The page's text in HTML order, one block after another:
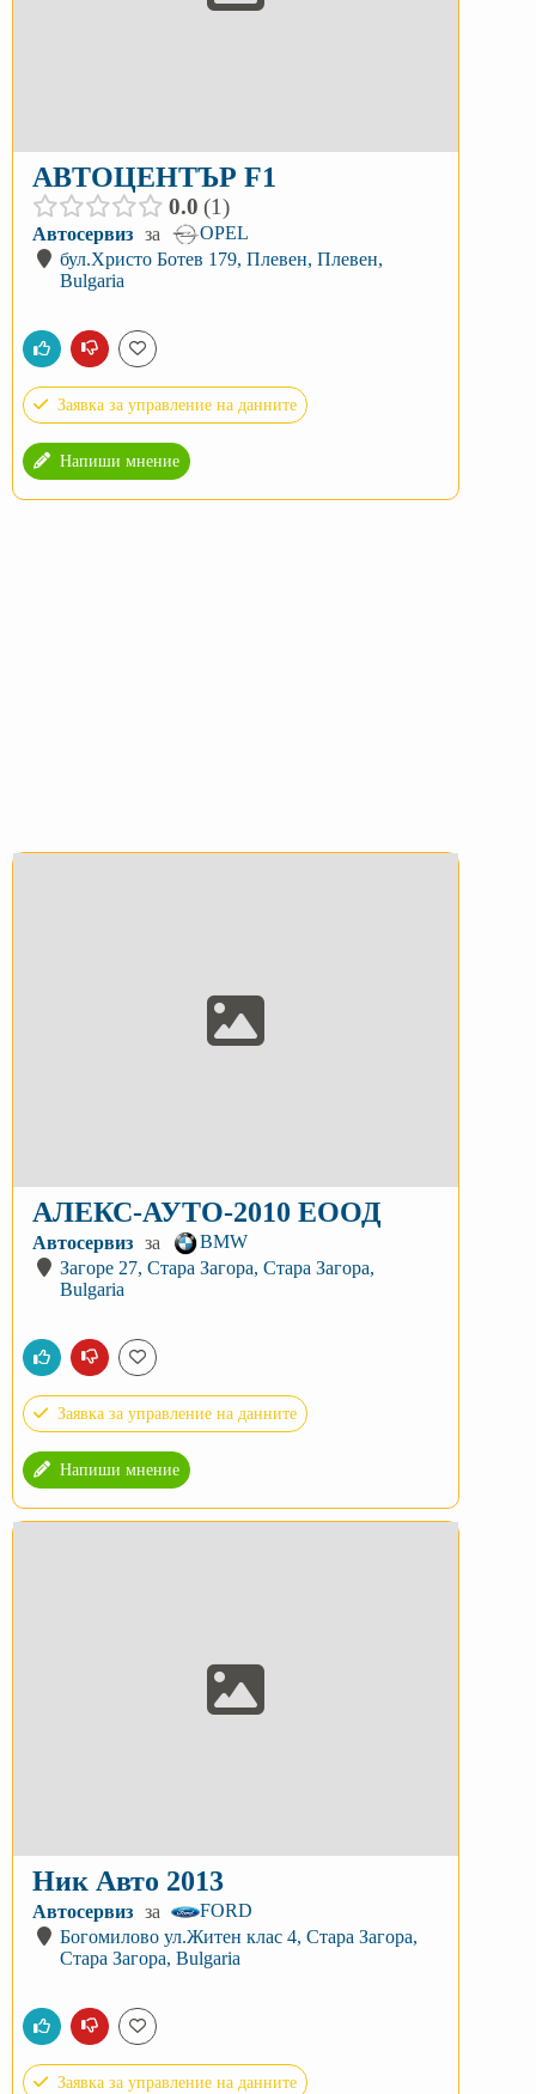
АВТОЦЕНТЪР F1
0.0 1
Автосервиз за
OPEL
бул.Христо Ботев 179, Плевен, Плевен,
Bulgaria
Заявка за управление на данните
Напиши мнение
АЛЕКС-АУТО-2010 ЕООД
Автосервиз за
BMW
Загоре 27, Стара Загора, Стара Загора,
Bulgaria
Заявка за управление на данните
Напиши мнение
Ник Авто 2013
Автосервиз за
FORD
Богомилово ул.Житен клас 4, Стара Загора,
Стара Загора, Bulgaria
Заявка за управление на данните